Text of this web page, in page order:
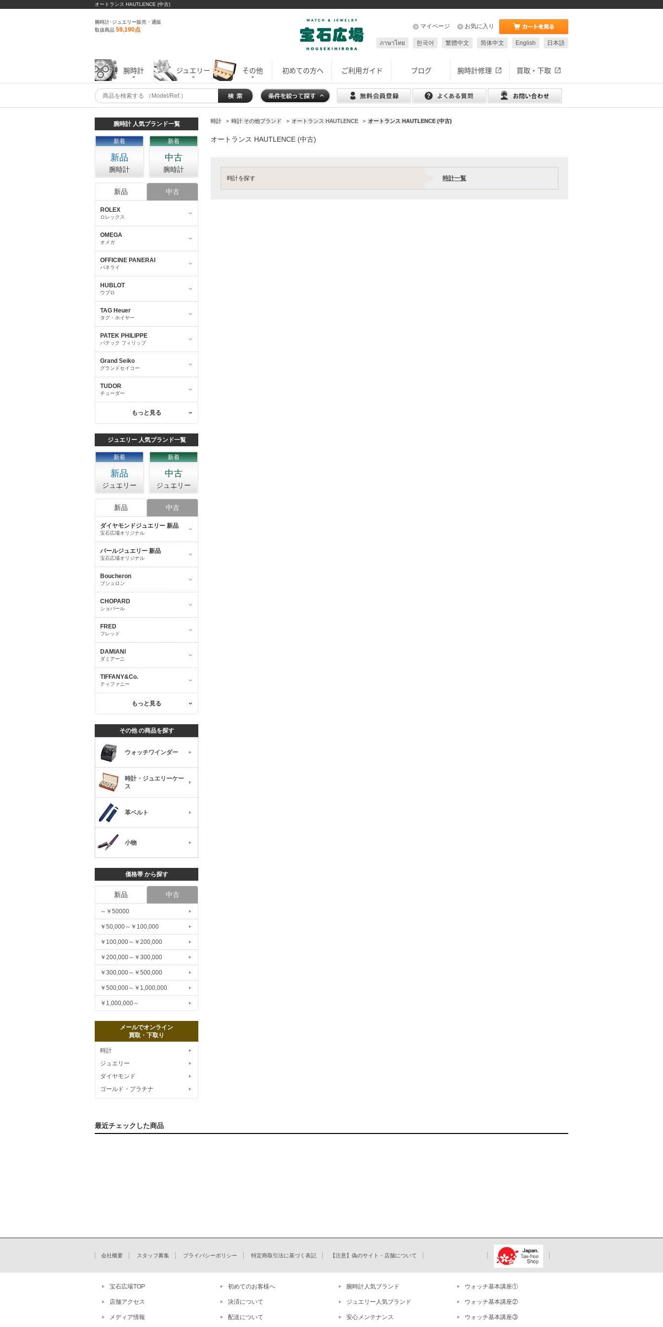
オートランス HAUTLENCE (中古)
腕時計･ジュエリー販売・通販
取扱商品 59,190点 お気に入り
マイページ
日本語
English
简体中文
繁體中文
한국어
ภาษาไทย
腕時計 ジュエリー その他 初めての方へ ご利用ガイド ブログ 腕時計修理 買取・下取
時計 > 時計 その他ブランド > オートランス HAUTLENCE > オートランス HAUTLENCE (中古)
オートランス HAUTLENCE (中古)
時計を探す 時計一覧
腕時計 人気ブランド一覧
新着
新品
腕時計
新着
中古
腕時計
新品 中古
ROLEX
ロレックス
OMEGA
オメガ
OFFICINE PANERAI
パネライ
HUBLOT
ウブロ
TAG Heuer
タグ・ホイヤー
PATEK PHILIPPE
パテック フィリップ
Grand Seiko
グランドセイコー
TUDOR
チューダー
もっと見る
ジュエリー 人気ブランド一覧
新着
新品
ジュエリー
新着
中古
ジュエリー
新品 中古
ダイヤモンドジュエリー 新品
宝石広場オリジナル
パールジュエリー 新品
宝石広場オリジナル
Boucheron
ブシュロン
CHOPARD
ショパール
FRED
フレッド
DAMIANI
ダミアーニ
TIFFANY&Co.
ティファニー
もっと見る
その他 の商品を探す
ウォッチワインダー
時計・ジュエリーケー
ス
革ベルト
小物
価格帯 から探す
新品 中古
～￥50000
￥50,000～￥100,000
￥100,000～￥200,000
￥200,000～￥300,000
￥300,000～￥500,000
￥500,000～￥1,000,000
￥1,000,000～
メールでオンライン
買取・下取り
時計
ジュエリー
ダイヤモンド
ゴールド・プラチナ
最近チェックした商品
会社概要 スタッフ募集 プライバシーポリシー 特定商取引法に基づく表記 【注意】偽のサイト・店舗について
宝石広場TOP
店舗アクセス
メディア情報
初めてのお客様へ
決済について
配送について
腕時計人気ブランド
ジュエリー人気ブランド
安心メンテナンス
ウォッチ基本講座①
ウォッチ基本講座②
ウォッチ基本講座③